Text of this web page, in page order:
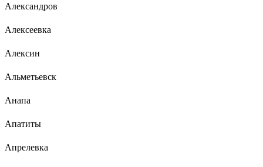
Александров
Алексеевка
Алексин
Альметьевск
Анапа
Апатиты
Апрелевка